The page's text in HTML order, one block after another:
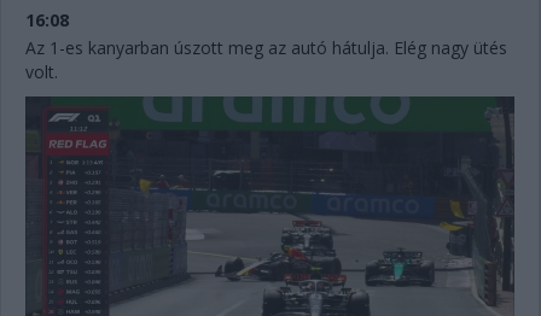
16:08
Az 1-es kanyarban úszott meg az autó hátulja. Elég nagy ütés
volt.